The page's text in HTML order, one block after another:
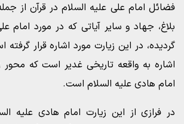
فضائل امام علی علیه السلام در قرآن از
بلاغ، جهاد و سایر آیاتی که در مورد امام
گردیده، در این زیارت مورد اشاره قرار
اشاره به واقعه تاریخی غدیر است که محور
امام هادی علیه السلام است.
در فرازی از این زیارت امام هادی علیه